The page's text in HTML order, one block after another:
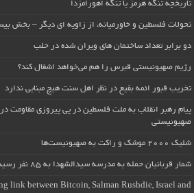
تاریخچه تنگه هرمز یا تنگه اهورامزدا
تحولات فلسطین و خاورمیانه، از زاویه ای دیگر – بخش
دو برابر تعداد ساختمان های ویران شده در حلب
رژیم صهیونیستی قبرس را هم می‌خواهد اشغال کند؟
تخریب قبور ائمه بقیع در نظر اهل سنت هیچ مبنایی ندارد
پیام رهبر انقلاب به ملت فلسطین در پی پیروزی مقاومت
صهیونیستی
شلیک ۲۰۰۰ موشک و راکت به صهیونیست‌ها
شمار قربانیان حمله به مدرسه سیدالشهدا به ۸۵ نفر رسید
link between Bitcoin, Salman Rushdie, Israel and